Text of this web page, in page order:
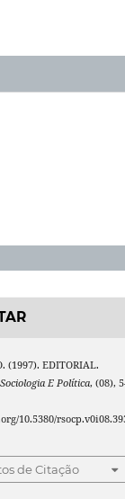
(1997). EDITORIAL.
E Política, (08),
10.5380/
de Citação